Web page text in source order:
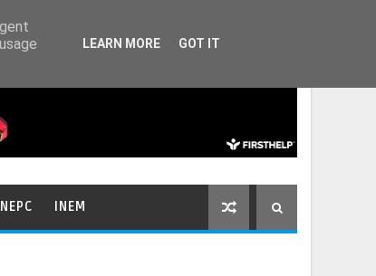
INEM
LEARN MORE GOT IT